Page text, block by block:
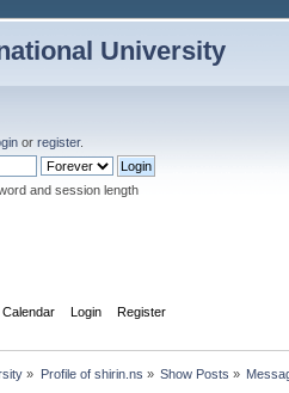
University
or register.
and session length
Calendar Login Register
» Profile of shirin.ns » Show Posts »